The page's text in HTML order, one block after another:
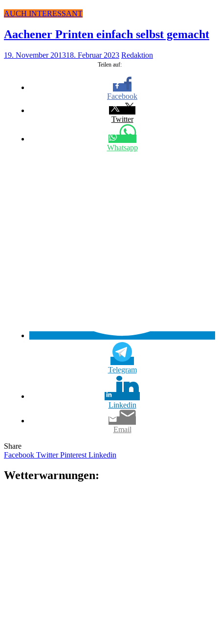
AUCH INTERESSANT
Aache­ner Prin­ten ein­fach selbst gemacht
19. November 201318. Februar 2023 Redaktion
Tei­len auf:
Face­book
Twit­ter
Whats­app
Tele­gram
Lin­ke­din
Email
Share
Facebook TwitterPinterest Linkedin
Wet­ter­war­nun­gen: